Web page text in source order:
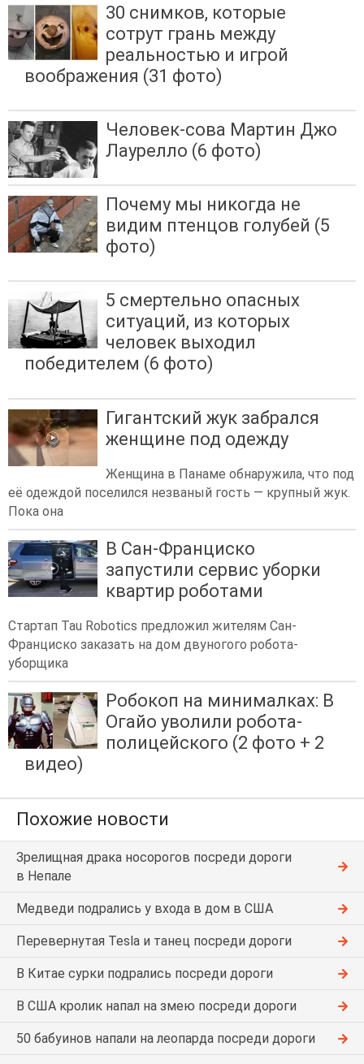
30 снимков, которые
сотрут грань между
реальностью и игрой
воображения (31 фото)
Человек-сова Мартин Джо
Лаурелло (6 фото)
Почему мы никогда не
видим птенцов голубей (5
фото)
5 смертельно опасных
ситуаций, из которых
человек выходил
победителем (6 фото)
Гигантский жук забрался
женщине под одежду
Женщина в Панаме обнаружила, что под
её одеждой поселился незваный гость — крупный жук.
Пока она
В Сан-Франциско
запустили сервис уборки
квартир роботами
Стартап Tau Robotics предложил жителям Сан-
Франциско заказать на дом двуногого робота-
уборщика
Робокоп на минималках: В
Огайо уволили робота-
полицейского (2 фото + 2
видео)
Похожие новости
Зрелищная драка носорогов посреди дороги
в Непале
Медведи подрались у входа в дом в США
Перевернутая Tesla и танец посреди дороги
В Китае сурки подрались посреди дороги
В США кролик напал на змею посреди дороги
50 бабуинов напали на леопарда посреди дороги